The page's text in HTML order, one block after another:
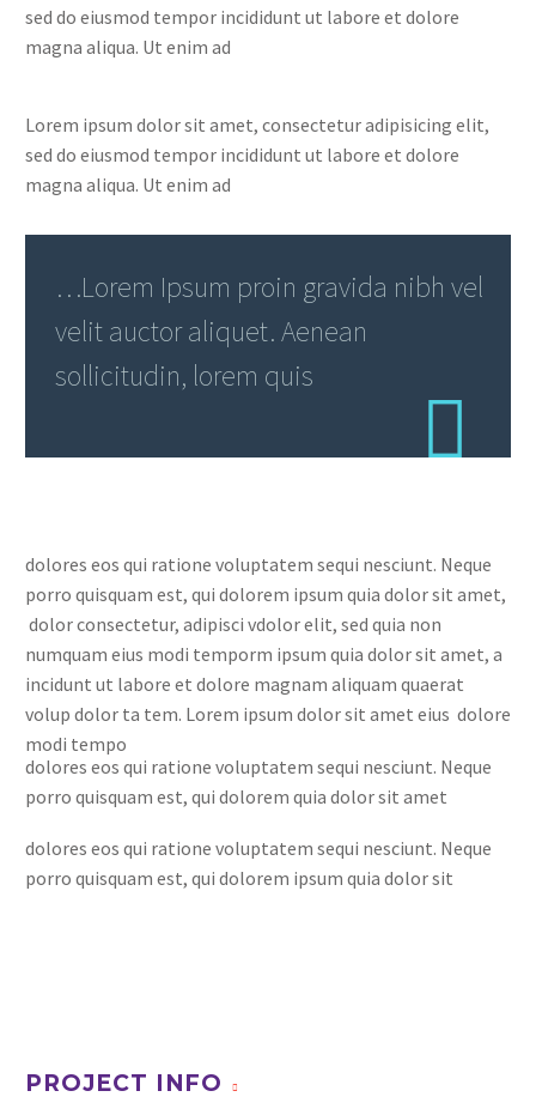
sed do eiusmod tempor incididunt ut labore et dolore
magna aliqua. Ut enim ad
Lorem ipsum dolor sit amet, consectetur adipisicing elit,
sed do eiusmod tempor incididunt ut labore et dolore
magna aliqua. Ut enim ad
…Lorem Ipsum proin gravida nibh vel
velit auctor aliquet. Aenean
sollicitudin, lorem quis
dolores eos qui ratione voluptatem sequi nesciunt. Neque
porro quisquam est, qui dolorem ipsum quia dolor sit amet,
dolor consectetur, adipisci vdolor elit, sed quia non
numquam eius modi temporm ipsum quia dolor sit amet, a
incidunt ut labore et dolore magnam aliquam quaerat
volup dolor ta tem. Lorem ipsum dolor sit amet eius dolore
modi tempo
dolores eos qui ratione voluptatem sequi nesciunt. Neque
porro quisquam est, qui dolorem quia dolor sit amet
dolores eos qui ratione voluptatem sequi nesciunt. Neque
porro quisquam est, qui dolorem ipsum quia dolor sit
PROJECT INFO